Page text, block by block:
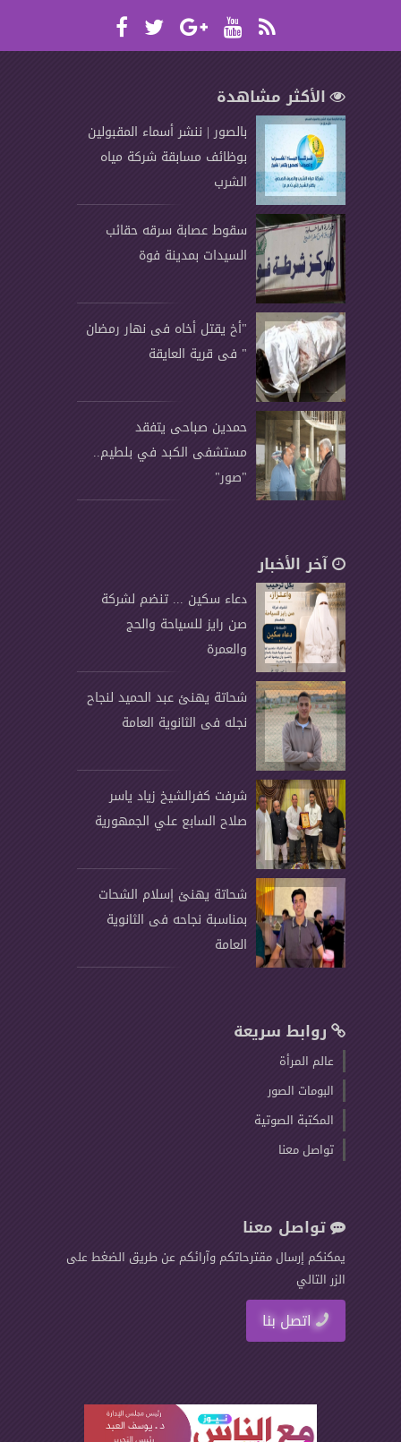
الأكثر مشاهدة
بالصور | ننشر أسماء المقبولين
بوظائف مسابقة شركة مياه
الشرب
سقوط عصابة سرقه حقائب
السيدات بمدينة فوة
"أخ يقتل أخاه فى نهار رمضان
" فى قرية العايقة
حمدين صباحى يتفقد
مستشفى الكبد في بلطيم..
"صور"
آخر الأخبار
دعاء سكين ... تنضم لشركة
صن رايز للسياحة والحج
والعمرة
شحاتة يهنئ عبد الحميد لنجاح
نجله فى الثانوية العامة
شرفت كفرالشيخ زياد ياسر
صلاح السابع علي الجمهورية
شحاتة يهنئ إسلام الشحات
بمناسبة نجاحه فى الثانوية
العامة
روابط سريعة
عالم المرأة
البومات الصور
المكتبة الصوتية
تواصل معنا
تواصل معنا
يمكنكم إرسال مقترحاتكم وآرائكم عن طريق الضغط على
الزر التالي
اتصل بنا